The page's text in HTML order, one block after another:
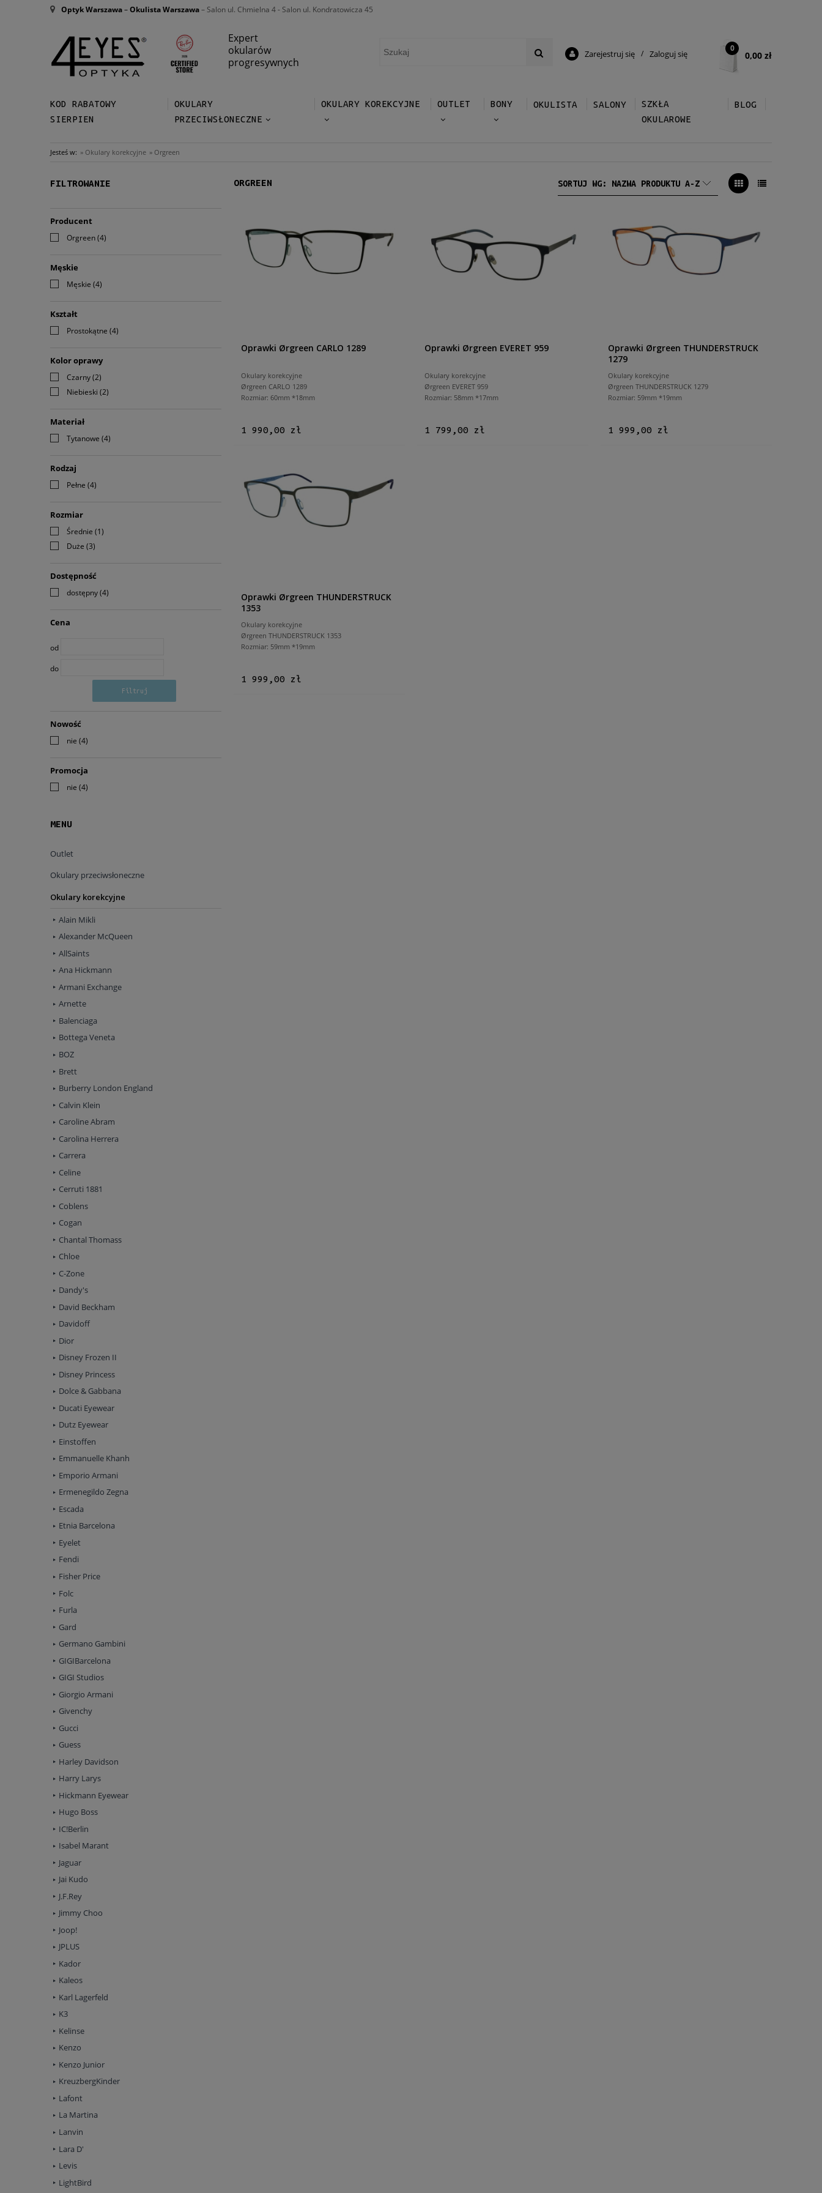
Optyk Warszawa–Okulista Warszawa– Salon ul. Chmielna 4 - Salon ul. Kondratowicza 45
Expert
okularów
progresywnych
0,00 zł
0
Zarejestruj się / Zaloguj się
KOD RABATOWY
SIERPIEN
OKULARY
PRZECIWSŁONECZNE
OKULARY KOREKCYJNE OUTLET BONY OKULISTA SALONY
SZKŁA
OKULAROWE
BLOG
Jesteś w: » Okulary korekcyjne » Orgreen
FILTROWANIE
Producent
Orgreen(4)
Męskie
Męskie (4)
Kształt
Prostokątne (4)
Kolor oprawy
Czarny(2)
Niebieski (2)
Materiał
Tytanowe (4)
Rodzaj
Pełne (4)
Rozmiar
Średnie (1)
Duże (3)
Dostępność
dostępny(4)
Cena
od
do
Filtruj
Nowość
nie (4)
Promocja
nie (4)
MENU
Outlet
Okulary przeciwsłoneczne
Okulary korekcyjne
Alain Mikli
Alexander McQueen
AllSaints
Ana Hickmann
Armani Exchange
Arnette
Balenciaga
Bottega Veneta
BOZ
Brett
Burberry London England
Calvin Klein
Caroline Abram
Carolina Herrera
Carrera
Celine
Cerruti 1881
Coblens
Cogan
Chantal Thomass
Chloe
C-Zone
Dandy's
David Beckham
Davidoff
Dior
Disney Frozen II
Disney Princess
Dolce & Gabbana
Ducati Eyewear
Dutz Eyewear
Einstoffen
Emmanuelle Khanh
Emporio Armani
Ermenegildo Zegna
Escada
Etnia Barcelona
Eyelet
Fendi
Fisher Price
Folc
Furla
Gard
Germano Gambini
GIGIBarcelona
GIGI Studios
Giorgio Armani
Givenchy
Gucci
Guess
Harley Davidson
Harry Larys
Hickmann Eyewear
Hugo Boss
IC!Berlin
Isabel Marant
Jaguar
Jai Kudo
J.F.Rey
Jimmy Choo
Joop!
JPLUS
Kador
Kaleos
Karl Lagerfeld
K3
Kelinse
Kenzo
Kenzo Junior
KreuzbergKinder
Lafont
La Martina
Lanvin
Lara D'
Levis
LightBird
ORGREEN SORTUJ WG: NAZWA PRODUKTU A-Z
Oprawki Ørgreen CARLO 1289
Okulary korekcyjne
Ørgreen CARLO 1289
Rozmiar: 60mm *18mm
1 990,00 zł
Oprawki Ørgreen EVERET 959
Okulary korekcyjne
Ørgreen EVERET 959
Rozmiar: 58mm *17mm
1 799,00 zł
Oprawki Ørgreen THUNDERSTRUCK
1279
Okulary korekcyjne
Ørgreen THUNDERSTRUCK 1279
Rozmiar: 59mm *19mm
1 999,00 zł
Oprawki Ørgreen THUNDERSTRUCK
1353
Okulary korekcyjne
Ørgreen THUNDERSTRUCK 1353
Rozmiar: 59mm *19mm
1 999,00 zł